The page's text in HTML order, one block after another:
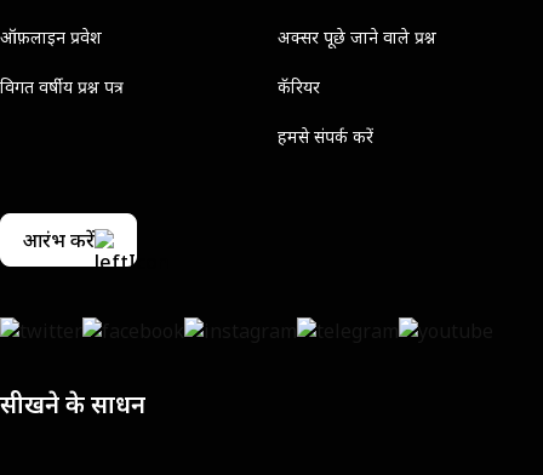
ऑफ़लाइन प्रवेश
विगत वर्षीय प्रश्न पत्र
अक्सर पूछे जाने वाले प्रश्न
कॅरियर
हमसे संपर्क करें
आरंभ करें
सीखने के साधन